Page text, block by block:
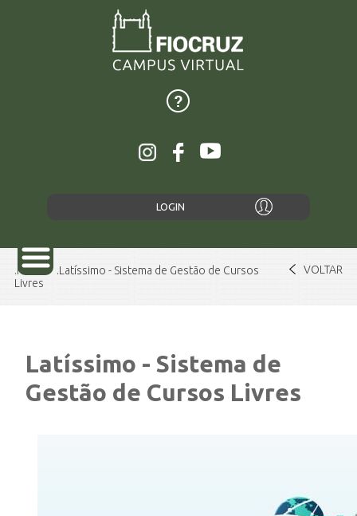
LOGIN
ENSINO
Home
Latíssimo - Sistema de Gestão de Cursos
Livres
VOLTAR
Latíssimo - Sistema de
Gestão de Cursos Livres